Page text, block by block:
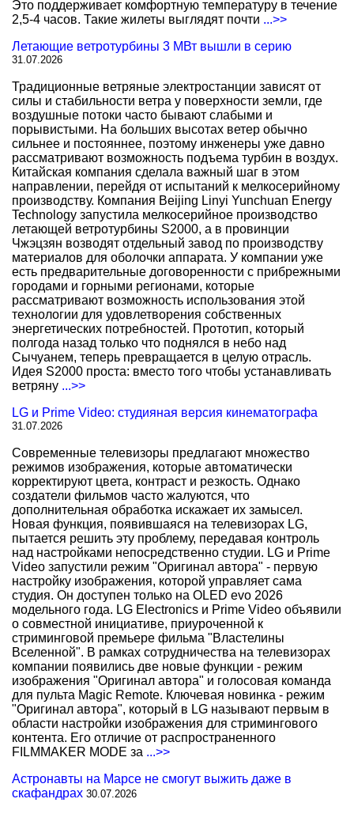
Это поддерживает комфортную температуру в течение
2,5-4 часов. Такие жилеты выглядят почти ...>>
Летающие ветротурбины 3 МВт вышли в серию
31.07.2026
Традиционные ветряные электростанции зависят от
силы и стабильности ветра у поверхности земли, где
воздушные потоки часто бывают слабыми и
порывистыми. На больших высотах ветер обычно
сильнее и постояннее, поэтому инженеры уже давно
рассматривают возможность подъема турбин в воздух.
Китайская компания сделала важный шаг в этом
направлении, перейдя от испытаний к мелкосерийному
производству. Компания Beijing Linyi Yunchuan Energy
Technology запустила мелкосерийное производство
летающей ветротурбины S2000, а в провинции
Чжэцзян возводят отдельный завод по производству
материалов для оболочки аппарата. У компании уже
есть предварительные договоренности с прибрежными
городами и горными регионами, которые
рассматривают возможность использования этой
технологии для удовлетворения собственных
энергетических потребностей. Прототип, который
полгода назад только что поднялся в небо над
Сычуанем, теперь превращается в целую отрасль.
Идея S2000 проста: вместо того чтобы устанавливать
ветряну ...>>
LG и Prime Video: студияная версия кинематографа
31.07.2026
Современные телевизоры предлагают множество
режимов изображения, которые автоматически
корректируют цвета, контраст и резкость. Однако
создатели фильмов часто жалуются, что
дополнительная обработка искажает их замысел.
Новая функция, появившаяся на телевизорах LG,
пытается решить эту проблему, передавая контроль
над настройками непосредственно студии. LG и Prime
Video запустили режим "Оригинал автора" - первую
настройку изображения, которой управляет сама
студия. Он доступен только на OLED evo 2026
модельного года. LG Electronics и Prime Video объявили
о совместной инициативе, приуроченной к
стриминговой премьере фильма "Властелины
Вселенной". В рамках сотрудничества на телевизорах
компании появились две новые функции - режим
изображения "Оригинал автора" и голосовая команда
для пульта Magic Remote. Ключевая новинка - режим
"Оригинал автора", который в LG называют первым в
области настройки изображения для стримингового
контента. Его отличие от распространенного
FILMMAKER MODE за ...>>
Астронавты на Марсе не смогут выжить даже в
скафандрах 30.07.2026